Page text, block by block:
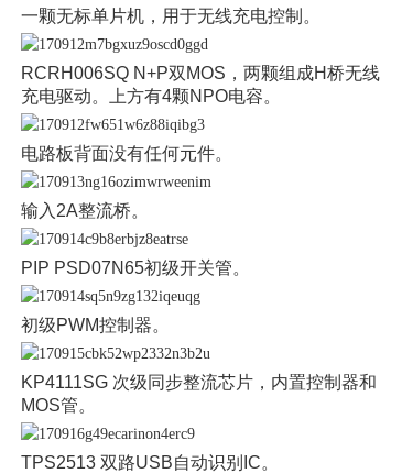
一颗无标单片机，用于无线充电控制。
RCRH006SQ N+P双MOS，两颗组成H桥无线
充电驱动。上方有4颗NPO电容。
电路板背面没有任何元件。
输入2A整流桥。
PIP PSD07N65初级开关管。
初级PWM控制器。
KP4111SG 次级同步整流芯片，内置控制器和
MOS管。
TPS2513 双路USB自动识别IC。